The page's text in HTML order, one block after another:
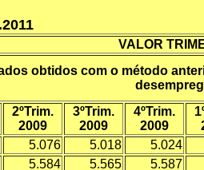
VALOR
obtidos com o método
2ºTrim.
2009
3ºTrim.
2009
4ºTrim.
2009
5.076 5.018 5.024
5.584 5.565 5.587